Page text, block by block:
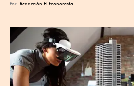
Por Redacción El Economista